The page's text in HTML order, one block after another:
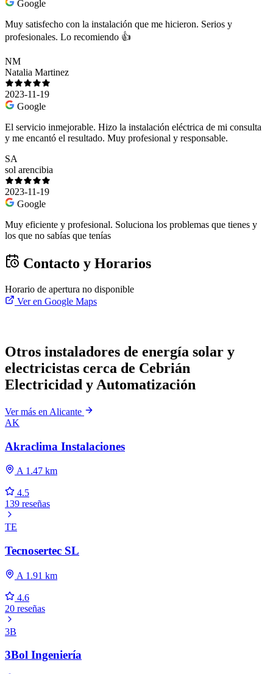
Google
Muy satisfecho con la instalación que me hicieron. Serios y
profesionales. Lo recomiendo 👍
NM
Natalia Martinez
2023-11-19
Google
El servicio inmejorable. Hizo la instalación eléctrica de mi consulta
y me encantó el resultado. Muy profesional y responsable.
SA
sol arencibia
2023-11-19
Google
Muy eficiente y profesional. Soluciona los problemas que tienes y
los que no sabías que tenías
Contacto y Horarios
Horario de apertura no disponible
Ver en Google Maps
Otros instaladores de energía solar y
electricistas cerca de Cebrián
Electricidad y Automatización
Ver más en Alicante
AK
Akraclima Instalaciones
A 1.47 km
4.5
139 reseñas
TE
Tecnosertec SL
A 1.91 km
4.6
20 reseñas
3B
3Bol Ingeniería